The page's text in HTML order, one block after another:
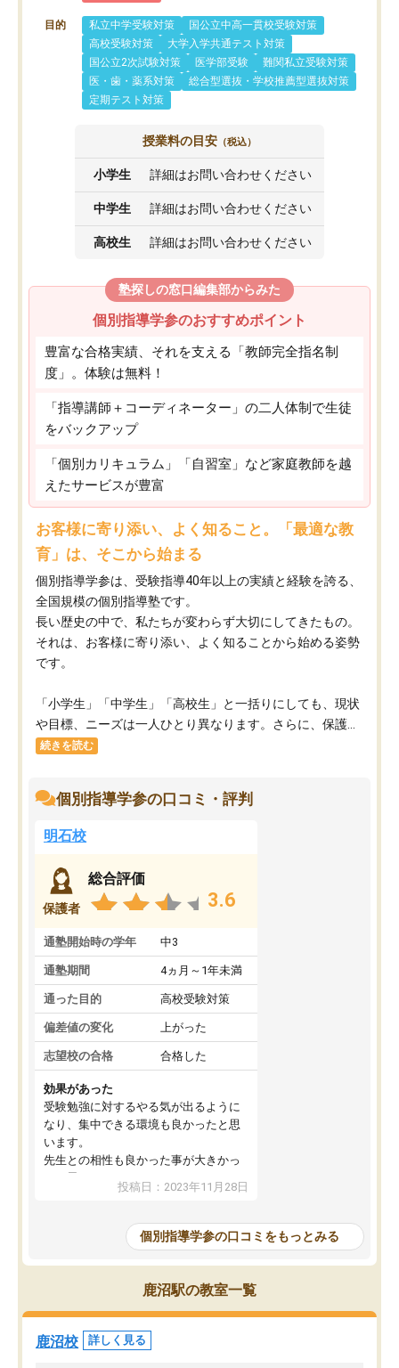
目的 私立中学受験対策
国公立中高一貫校受験対策
高校受験対策
大学入学共通テスト対策
国公立2次試験対策
医学部受験
難関私立受験対策
医・歯・薬系対策
総合型選抜・学校推薦型選抜対策
定期テスト対策
授業料の目安 （税込）
小学生 詳細はお問い合わせください
中学生 詳細はお問い合わせください
高校生 詳細はお問い合わせください
塾探しの窓口編集部からみた
個別指導学参のおすすめポイント
豊富な合格実績、それを支える「教師完全指名制
度」。体験は無料！
「指導講師＋コーディネーター」の二人体制で生徒
をバックアップ
「個別カリキュラム」「自習室」など家庭教師を越
えたサービスが豊富
お客様に寄り添い、よく知ること。「最適な教
育」は、そこから始まる
個別指導学参は、受験指導40年以上の実績と経験を誇る、
全国規模の個別指導塾です。
長い歴史の中で、私たちが変わらず大切にしてきたもの。
それは、お客様に寄り添い、よく知ることから始める姿勢
です。
「小学生」「中学生」「高校生」と一括りにしても、現状
や目標、ニーズは一人ひとり異なります。さらに、保護...
続きを読む
個別指導学参の口コミ・評判
明石校
保護者
総合評価
3.6
通塾開始時の学年 中3
通塾期間 4ヵ月～1年未満
通った目的 高校受験対策
偏差値の変化 上がった
志望校の合格 合格した
効果があった
受験勉強に対するやる気が出るように
なり、集中できる環境も良かったと思
います。
先生との相性も良かった事が大きかっ
たと思います。
投稿日：2023年11月28日
個別指導学参の口コミをもっとみる
鹿沼駅の教室一覧
鹿沼校 詳しく見る